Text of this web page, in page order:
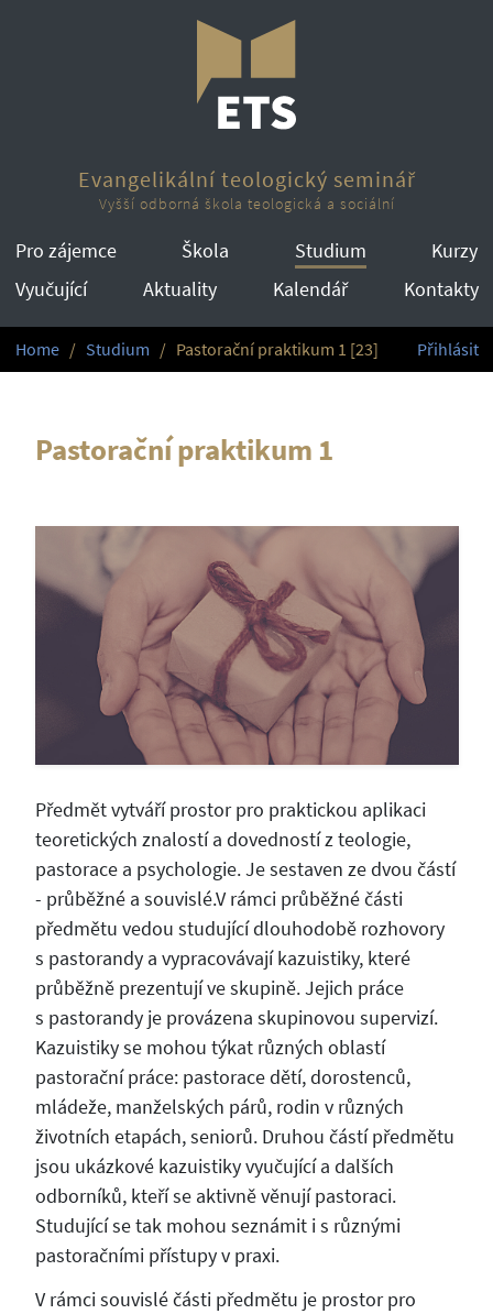
Evangelikální teologický seminář
Vyšší odborná škola teologická a sociální
Pro zájemce Škola Studium
Kurzy
Vyučující
Aktuality Kalendář Kontakty
Home Studium Pastorační praktikum 1 [23] Přihlásit
Pastorační praktikum 1
Předmět vytváří prostor pro praktickou aplikaci
teoretických znalostí a dovedností z teologie,
pastorace a psychologie. Je sestaven ze dvou částí
- průběžné a souvislé.V rámci průběžné části
předmětu vedou studující dlouhodobě rozhovory
s pastorandy a vypracovávají kazuistiky, které
průběžně prezentují ve skupině. Jejich práce
s pastorandy je provázena skupinovou supervizí.
Kazuistiky se mohou týkat různých oblastí
pastorační práce: pastorace dětí, dorostenců,
mládeže, manželských párů, rodin v různých
životních etapách, seniorů. Druhou částí předmětu
jsou ukázkové kazuistiky vyučující a dalších
odborníků, kteří se aktivně věnují pastoraci.
Studující se tak mohou seznámit i s různými
pastoračními přístupy v praxi.
V rámci souvislé části předmětu je prostor pro